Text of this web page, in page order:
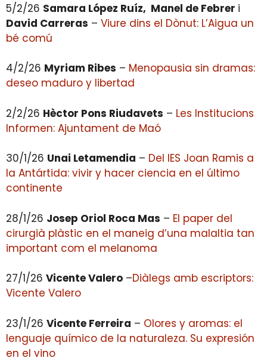
5/2/26 Samara López Ruíz, Manel de Febrer i
David Carreras – Viure dins el Dònut: L’Aigua un
bé comú
4/2/26 Myriam Ribes – Menopausia sin dramas:
deseo maduro y libertad
2/2/26 Hèctor Pons Riudavets – Les Institucions
Informen: Ajuntament de Maó
30/1/26 Unai Letamendia – Del IES Joan Ramis a
la Antártida: vivir y hacer ciencia en el último
continente
28/1/26 Josep Oriol Roca Mas – El paper del
cirurgià plàstic en el maneig d’una malaltia tan
important com el melanoma
27/1/26 Vicente Valero –Diàlegs amb escriptors:
Vicente Valero
23/1/26 Vicente Ferreira – Olores y aromas: el
lenguaje químico de la naturaleza. Su expresión
en el vino